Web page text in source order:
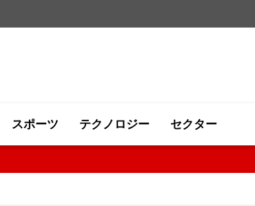
スポーツ テクノロジー セクター